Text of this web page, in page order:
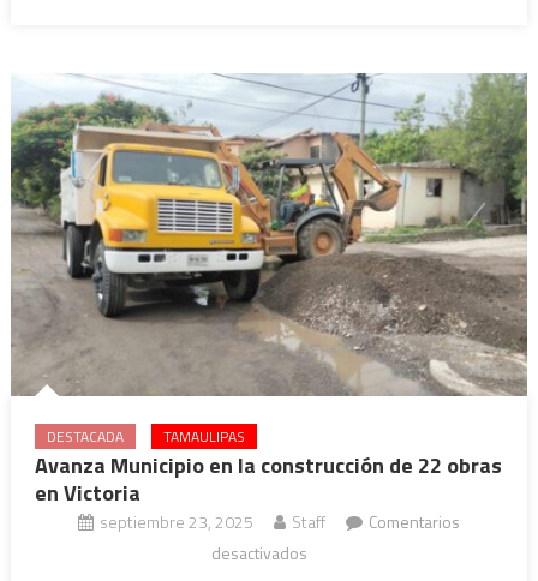
DESTACADA TAMAULIPAS
Avanza Municipio en la construcción de 22 obras
en Victoria
septiembre 23, 2025 Staff
Comentarios
desactivadosen